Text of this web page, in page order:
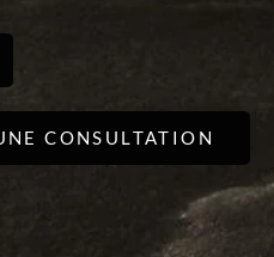
CONSULTATION